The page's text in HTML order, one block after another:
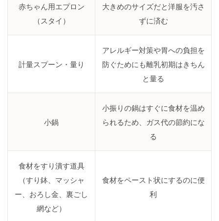
赤ちゃん用エプロン
（スタイ）
大きめのサイズだと洋服を汚さ
ずに済む
計量スプーン・量り
アレルギー対策や胃への負担を
防ぐためにも離乳初期はきちん
と量る
小鍋
小振りの鍋はすぐに食材を温め
られるため、ガス代の節約にな
る
食材をすり潰す道具
（すり鉢、マッシャ
ー、おろし金、裏ごし
網など）
食材をペースト状にするのに便
利